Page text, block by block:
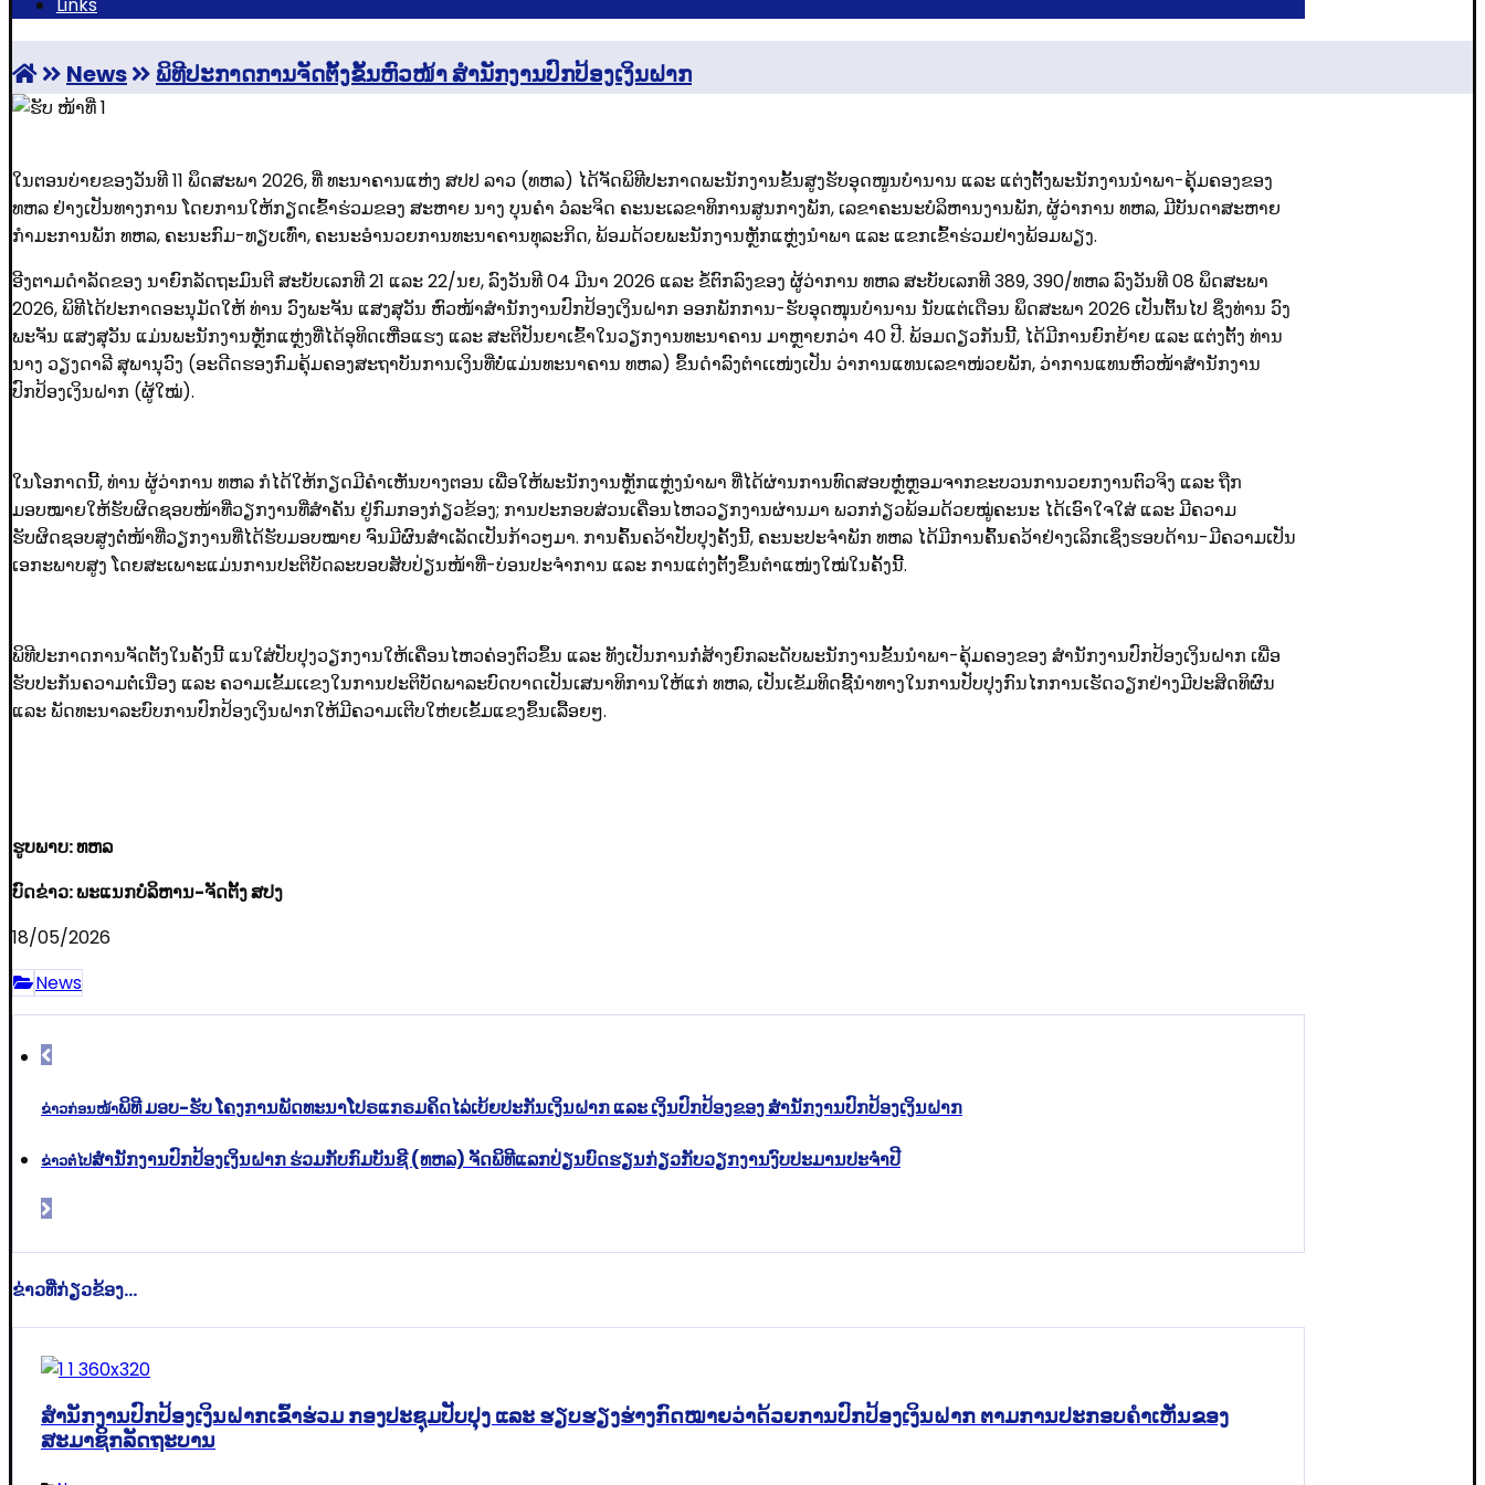
News ພິທີປະກາດການຈັດຕັ້ງຂັ້ນຫົວໜ້າ ສໍານັກງານປົກປ້ອງເງິນຝາກ
ໃນຕອນບ່າຍຂອງວັນທີ 11 ພຶດສະພາ 2026, ທີ່ ທະນາຄານແຫ່ງ ສປປ ລາວ (ທຫລ) ໄດ້ຈັດພິທີປະກາດພະນັກງານຂັ້ນສູງຮັບອຸດໜູນບໍານານ ແລະ ແຕ່ງຕັັ້ງພະນັກງານນໍາພາ-ຄຸຸ້ມຄອງຂອງ
ທຫລ ຢ່າງເປັນທາງການ ໂດຍການໃຫ້ກຽດເຂົ້າຮ່ວມຂອງ ສະຫາຍ ນາງ ບຸນຄໍາ ວໍລະຈິດ ຄະນະເລຂາທິການສູນກາງພັກ, ເລຂາຄະນະບໍລິຫານງານພັກ, ຜູ້ວ່າການ ທຫລ, ມີບັນດາສະຫາຍ
ກໍາມະການພັກ ທຫລ, ຄະນະກົມ-ທຽບເທົ່າ, ຄະນະອໍານວຍການທະນາຄານທຸລະກິດ, ພ້ອມດ້ວຍພະນັກງານຫຼັກແຫຼ່ງນໍາພາ ແລະ ແຂກເຂົ້າຮ່ວມຢ່າງພ້ອມພຽງ.
ອີງຕາມດໍາລັດຂອງ ນາຍົກລັດຖະມົນຕີ ສະບັບເລກທີ 21 ແລະ 22/ນຍ, ລົງວັນທີ 04 ມີນາ 2026 ແລະ ຂໍ້ຕົກລົງຂອງ ຜູ້ວ່າການ ທຫລ ສະບັບເລກທີ 389, 390/ທຫລ ລົງວັນທີ 08 ພຶດສະພາ
2026, ພິທີໄດ້ປະກາດອະນຸມັດໃຫ້ ທ່ານ ວົງພະຈັນ ແສງສຸວັນ ຫົວໜ້າສໍານັກງານປົກປ້ອງເງິນຝາກ ອອກພັກການ-ຮັບອຸດໜຸນບໍານານ ນັບແຕ່ເດືອນ ພຶດສະພາ 2026 ເປັນຕົ້ນໄປ ຊຶ່ງທ່ານ ວົງ
ພະຈັນ ແສງສຸວັນ ແມ່ນພະນັກງານຫຼັກແຫຼ່ງທີ່ໄດ້ອຸທິດເຫື່ອແຮງ ແລະ ສະຕິປັນຍາເຂົ້າໃນວຽກງານທະນາຄານ ມາຫຼາຍກວ່າ 40 ປີ. ພ້ອມດຽວກັນນີ້, ໄດ້ມີການຍົກຍ້າຍ ແລະ ແຕ່ງຕັ້ງ ທ່ານ
ນາງ ວຽງດາລີ ສຸພານຸວົງ (ອະດີດຮອງກົມຄຸ້ມຄອງສະຖາບັນການເງິນທີ່ບໍ່ແມ່ນທະນາຄານ ທຫລ) ຂຶ້ນດໍາລົງຕໍາເເໜ່ງເປັນ ວ່າການແທນເລຂາໜ່ວຍພັກ, ວ່າການແທນຫົວໜ້າສໍານັກງານ
ປົກປ້ອງເງິນຝາກ (ຜູ້ໃໝ່).
ໃນໂອກາດນີ້, ທ່ານ ຜູ້ວ່າການ ທຫລ ກໍໄດ້ໃຫ້ກຽດມີຄໍາເຫັນບາງຕອນ ເພື່ອໃຫ້ພະນັກງານຫຼັກແຫຼ່ງນໍາພາ ທີ່ໄດ້ຜ່ານການທົດສອບຫຼໍ່ຫຼອມຈາກຂະບວນການວຍກງານຕົວຈິງ ແລະ ຖືກ
ມອບໝາຍໃຫ້ຮັບຜິດຊອບໜ້າທີ່ວຽກງານທີ່ສໍາຄັນ ຢູ່ກົມກອງກ່ຽວຂ້ອງ; ການປະກອບສ່ວນເຄື່ອນໄຫວວຽກງານຜ່ານມາ ພວກກ່ຽວພ້ອມດ້ວຍໝູ່ຄະນະ ໄດ້ເອົາໃຈໃສ່ ແລະ ມີຄວາມ
ຮັບຜິດຊອບສູງຕໍ່ໜ້າທີ່ວຽກງານທີ່ໄດ້ຮັບມອບໝາຍ ຈົນມີຜົນສໍາເລັດເປັນກ້າວໆມາ. ການຄົ້ນຄວ້າປັບປຸງຄັ້ງນີ້, ຄະນະປະຈໍາພັກ ທຫລ ໄດ້ມີການຄົ້ນຄວ້າຢ່າງເລິກເຊິ່ງຮອບດ້ານ-ມີຄວາມເປັນ
ເອກະພາບສູງ ໂດຍສະເພາະແມ່ນການປະຕິບັດລະບອບສັບປ່ຽນໜ້າທີ່-ບ່ອນປະຈໍາການ ແລະ ການແຕ່ງຕັ້ງຂຶ້່ນຕໍາແໜ່ງໃໝ່ໃນຄັ້ງນີ້.
ພິທີປະກາດການຈັດຕັ້ງໃນຄັ້ງນີ້ ແນໃສ່ປັບປຸງວຽກງານໃຫ້ເຄື່ອນໄຫວຄ່ອງຕົວຂຶ້ນ ແລະ ທັງເປັນການກໍ່ສ້າງຍົກລະດັບພະນັກງານຂັ້ນນໍາພາ-ຄຸ້ມຄອງຂອງ ສໍານັກງານປົກປ້ອງເງິນຝາກ ເພື່ອ
ຮັບປະກັນຄວາມຕໍ່ເນື່ອງ ແລະ ຄວາມເຂັ້ມເເຂງໃນການປະຕິບັດພາລະບົດບາດເປັນເສນາທິການໃຫ້ແກ່ ທຫລ, ເປັນເຂັມທິດຊີ້ນໍາທາງໃນການປັບປຸງກົນໄກການເຮັດວຽກຢ່າງມີປະສິດທິຜົນ
ແລະ ພັດທະນາລະບົບການປົກປ້ອງເງິນຝາກໃຫ້ມີຄວາມເຕີບໃຫ່ຍເຂັ້ມແຂງຂຶ້ນເລື້ອຍໆ.
ຮູບພາບ: ທຫລ
ບົດຂ່າວ: ພະແນກບໍລິຫານ-ຈັດຕັ້ງ ສປງ
18/05/2026
News
ຂ່າວກ່ອນໜ້າພິທີ ມອບ-ຮັບ ໂຄງການພັດທະນາໂປຣແກຣມຄິດໄລ່ເບ້ຍປະກັນເງິນຝາກ ແລະ ເງິນປົກປ້ອງຂອງ ສໍານັກງານປົກປ້ອງເງິນຝາກ
ຂ່າວຕໍ່ໄປສໍານັກງານປົກປ້ອງເງິນຝາກ ຮ່ວມກັບກົມບັນຊີ (ທຫລ) ຈັດພິທີແລກປ່ຽນບົດຮຽນກ່ຽວກັບວຽກງານງົບປະມານປະຈໍາປີ
ຂ່າວທີ່ກ່ຽວຂ້ອງ...
ສໍານັກງານປົກປ້ອງເງິນຝາກເຂົ້າຮ່ວມ ກອງປະຊຸມປັບປຸງ ແລະ ຮຽບຮຽງຮ່າງກົດໝາຍວ່າດ້ວຍການປົກປ້ອງເງິນຝາກ ຕາມການປະກອບຄຳເຫັນຂອງ
ສະມາຊິກລັດຖະບານ